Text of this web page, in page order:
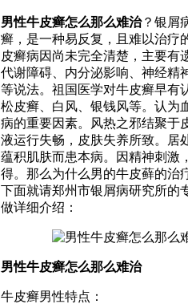
男性牛皮癣怎么那么难治？银屑
癣，是一种易反复，且难以治疗
皮癣病因尚未完全清楚，主要有
代谢障碍、内分泌影响、神经精
等说法。祖国医学对牛皮癣早有
松皮癣、白风、银钱风等。认为
病的重要因素。风热之邪结聚于
液运行失畅，皮肤失养所致。居
蕴积肌肤而患本病。因精神刺激
得。那么为什么男的牛皮藓的治
下面就请郑州市银屑病研究所的
做详细介绍：
男性牛皮癣怎么那么难治
牛皮癣男性特点：